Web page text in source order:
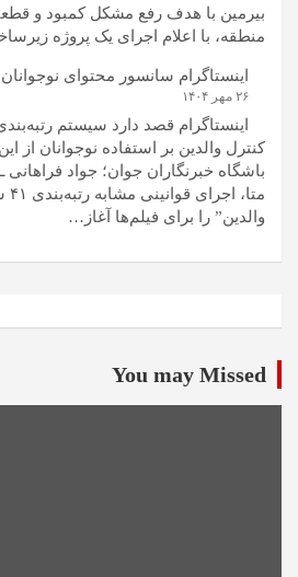
بیرمین با هدف رفع مشکل کمبود و
منطقه، با اعلام اجرای یک پروژه
اینستاگرام سانسور محتوای
۲۶ مهر ۱۴۰۴
کنترل والدین بر استفاده نوجوانان از
باشگاه خبرنگاران جوان؛ جواد فراهانی
والدین” را برای فیلم‌ها آغاز…
You may Missed